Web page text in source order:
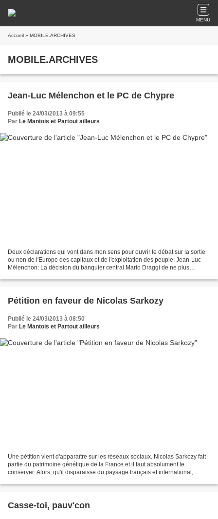
MENU
Accueil » MOBILE.ARCHIVES
MOBILE.ARCHIVES
Jean-Luc Mélenchon et le PC de Chypre
Publié le 24/03/2013 à 09:55
Par Le Mantois et Partout ailleurs
Deux déclarations qui vont dans mon sens pour ouvrir le débat sur la sortie
ou non de l'Europe des capitaux et de l'exploitation des peuple: Jean-Luc
Mélenchon: La décision du banquier central Mario Draggi de ne plus
Pétition en faveur de Nicolas Sarkozy
Publié le 24/03/2013 à 08:50
Par Le Mantois et Partout ailleurs
Une pétition vient d'apparaître sur les réseaux sociaux. Nicolas Sarkozy fait
partie du patrimoine génétique de la France et il faut absolument le
conserver. Alors, qu'il disparaisse du paysage français et international,
Casse-toi, pauv'con